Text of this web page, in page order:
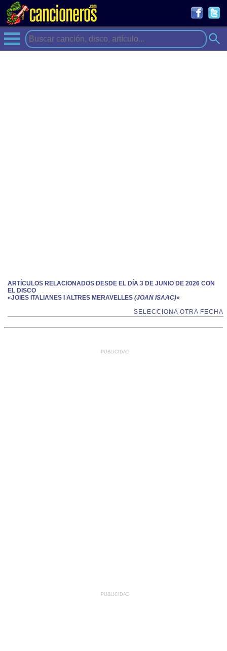
ARTÍCULOS RELACIONADOS DESDE EL DÍA 3 DE JUNIO DE 2026 CON
EL DISCO
«JOIES ITALIANES I ALTRES MERAVELLES (JOAN ISAAC)»
SELECCIONA OTRA FECHA
PUBLICIDAD
PUBLICIDAD